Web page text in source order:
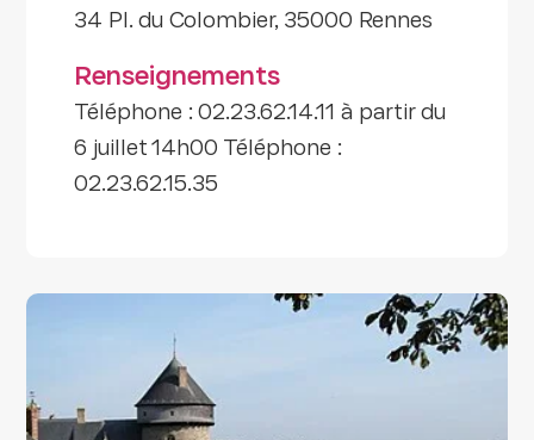
34 Pl. du Colombier, 35000 Rennes
Renseignements
Téléphone : 02.23.62.14.11 à partir du
6 juillet 14h00 Téléphone :
02.23.62.15.35